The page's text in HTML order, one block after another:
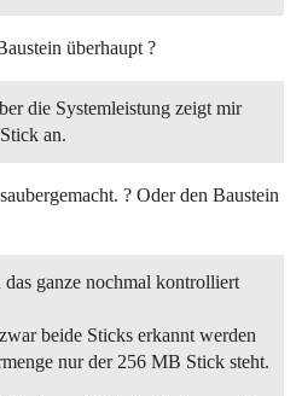
überhaupt ?
die Systemleistung zeigt mir
an.
? Oder den Baustein
ganze nochmal kontrolliert
beide Sticks erkannt werden
nur der 256 MB Stick steht.